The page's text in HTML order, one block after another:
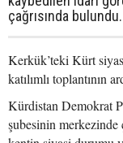
çağrısında bulundu.
Kerkük’teki Kürt
katılımlı toplantının
Kürdistan Demokrat
şubesinin merkezinde